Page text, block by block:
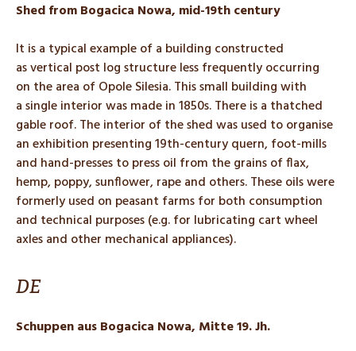
Shed from Bogacica Nowa, mid-19th century
It is a typical example of a building constructed
as vertical post log structure less frequently occurring
on the area of Opole Silesia. This small building with
a single interior was made in 1850s. There is a thatched
gable roof. The interior of the shed was used to organise
an exhibition presenting 19th-century quern, foot-mills
and hand-presses to press oil from the grains of flax,
hemp, poppy, sunflower, rape and others. These oils were
formerly used on peasant farms for both consumption
and technical purposes (e.g. for lubricating cart wheel
axles and other mechanical appliances).
DE
Schuppen aus Bogacica Nowa, Mitte 19. Jh.